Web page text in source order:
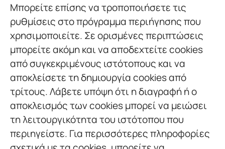
Μπορείτε επίσης να τροποποιήσετε τις
ρυθμίσεις στο πρόγραμμα περιήγησης που
χρησιμοποιείτε. Σε ορισμένες περιπτώσεις
μπορείτε ακόμη και να αποδεχτείτε cookies
από συγκεκριμένους ιστότοπους και να
αποκλείσετε τη δημιουργία cookies από
τρίτους. Λάβετε υπόψη ότι η διαγραφή ή ο
αποκλεισμός των cookies μπορεί να μειώσει
τη λειτουργικότητα του ιστότοπου που
περιηγείστε. Για περισσότερες πληροφορίες